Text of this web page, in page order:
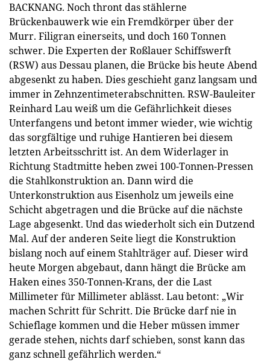
BACKNANG. Noch thront das stählerne
Brückenbauwerk wie ein Fremdkörper über der
Murr. Filigran einerseits, und doch 160 Tonnen
schwer. Die Experten der Roßlauer Schiffswerft
(RSW) aus Dessau planen, die Brücke bis heute Abend
abgesenkt zu haben. Dies geschieht ganz langsam und
immer in Zehnzentimeterabschnitten. RSW-Bauleiter
Reinhard Lau weiß um die Gefährlichkeit dieses
Unterfangens und betont immer wieder, wie wichtig
das sorgfältige und ruhige Hantieren bei diesem
letzten Arbeitsschritt ist. An dem Widerlager in
Richtung Stadtmitte heben zwei 100-Tonnen-Pressen
die Stahlkonstruktion an. Dann wird die
Unterkonstruktion aus Eisenholz um jeweils eine
Schicht abgetragen und die Brücke auf die nächste
Lage abgesenkt. Und das wiederholt sich ein Dutzend
Mal. Auf der anderen Seite liegt die Konstruktion
bislang noch auf einem Stahlträger auf. Dieser wird
heute Morgen abgebaut, dann hängt die Brücke am
Haken eines 350-Tonnen-Krans, der die Last
Millimeter für Millimeter ablässt. Lau betont: „Wir
machen Schritt für Schritt. Die Brücke darf nie in
Schieflage kommen und die Heber müssen immer
gerade stehen, nichts darf schieben, sonst kann das
ganz schnell gefährlich werden.“